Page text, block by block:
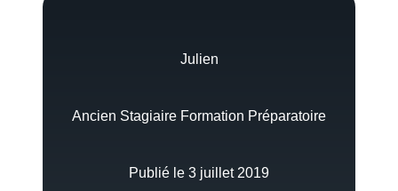
Julien
Ancien Stagiaire Formation Préparatoire
Publié le 3 juillet 2019